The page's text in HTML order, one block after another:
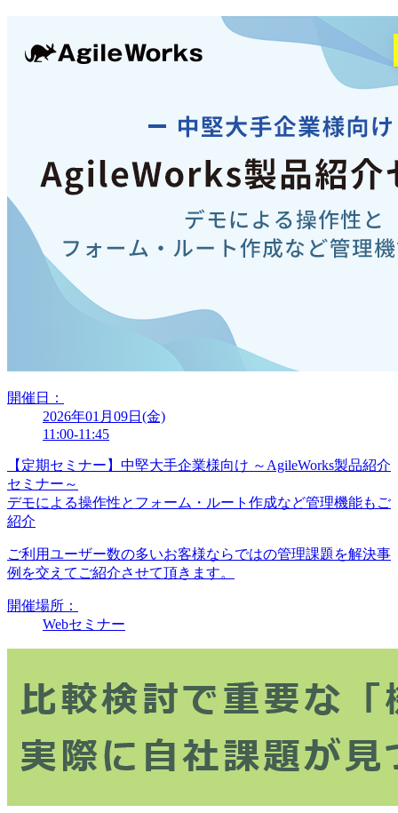
開催日：
2026年01月09日(金)
11:00-11:45
【定期セミナー】中堅大手企業様向け ～AgileWorks製品紹介
セミナー～
デモによる操作性とフォーム・ルート作成など管理機能もご
紹介
ご利用ユーザー数の多いお客様ならではの管理課題を解決事
例を交えてご紹介させて頂きます。
開催場所：
Webセミナー